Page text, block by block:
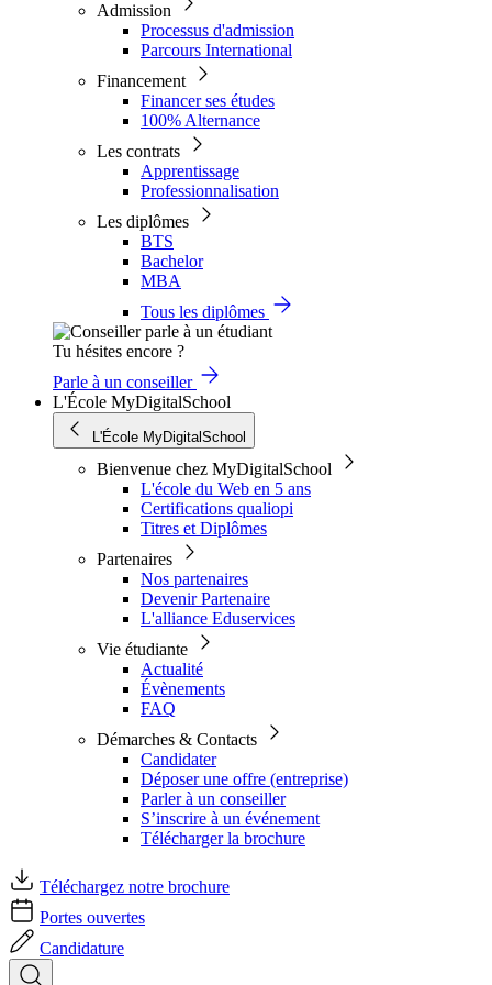
Admission
Processus d'admission
Parcours International
Financement
Financer ses études
100% Alternance
Les contrats
Apprentissage
Professionnalisation
Les diplômes
BTS
Bachelor
MBA
Tous les diplômes
Tu hésites encore ?
Parle à un conseiller
L'École MyDigitalSchool
L'École MyDigitalSchool
Bienvenue chez MyDigitalSchool
L'école du Web en 5 ans
Certifications qualiopi
Titres et Diplômes
Partenaires
Nos partenaires
Devenir Partenaire
L'alliance Eduservices
Vie étudiante
Actualité
Évènements
FAQ
Démarches & Contacts
Candidater
Déposer une offre (entreprise)
Parler à un conseiller
S’inscrire à un événement
Télécharger la brochure
Téléchargez notre brochure
Portes ouvertes
Candidature